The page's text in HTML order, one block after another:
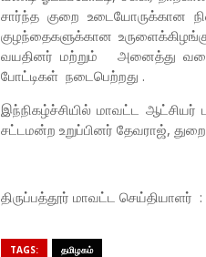
சார்ந்த குறை உடையோருக்கான
குழந்தைகளுக்கான
வயதினர் மற்றும் அனைத்து வகை
போட்டிகள் நடைபெற்றது .
இந்நிகழ்ச்சியில் மாவட்ட ஆட்சியர்
சட்டமன்ற உறுப்பினர் தேவராஜ்,
திருப்பத்தூர் மாவட்ட செய்தியாளர்
TAGS: தமிழகம்